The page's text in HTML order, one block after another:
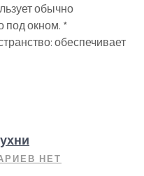
обычно
под окном. *
обеспечивает
НЕТ